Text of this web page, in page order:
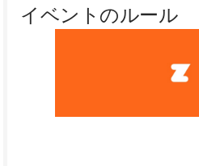
イベントのルール